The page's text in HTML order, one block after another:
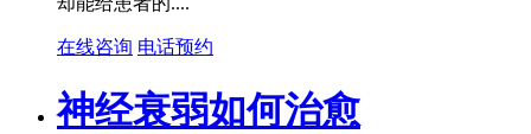
在线咨询 电话预约
神经衰弱如何治愈